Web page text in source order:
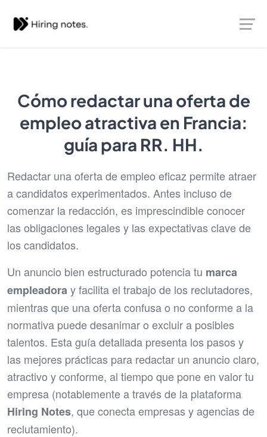
Cómo redactar una oferta de
empleo atractiva en Francia:
guía para RR. HH.
Redactar una oferta de empleo eficaz permite atraer
a candidatos experimentados. Antes incluso de
comenzar la redacción, es imprescindible conocer
las obligaciones legales y las expectativas clave de
los candidatos.
Un anuncio bien estructurado potencia tu marca
empleadoray facilita el trabajo de los reclutadores,
mientras que una oferta confusa o no conforme a la
normativa puede desanimar o excluir a posibles
talentos. Esta guía detallada presenta los pasos y
las mejores prácticas para redactar un anuncio claro,
atractivo y conforme, al tiempo que pone en valor tu
empresa (notablemente a través de la plataforma
Hiring Notes, que conecta empresas y agencias de
reclutamiento).